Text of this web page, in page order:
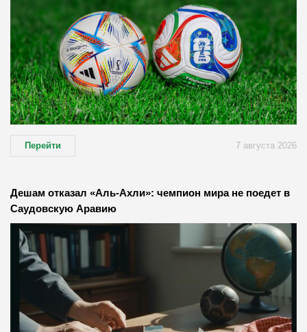
Перейти 7 августа 2026
Дешам отказал «Аль-Ахли»: чемпион мира не поедет в
Саудовскую Аравию